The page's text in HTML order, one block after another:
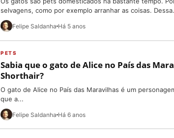
selvagens, como por exemplo arranhar as coisas.
Felipe Saldanha Há 5 anos
PETS
Sabia que o gato de Alice no País das
Shorthair?
O gato de Alice no País das Maravilhas é um
que a...
Felipe Saldanha Há 6 anos